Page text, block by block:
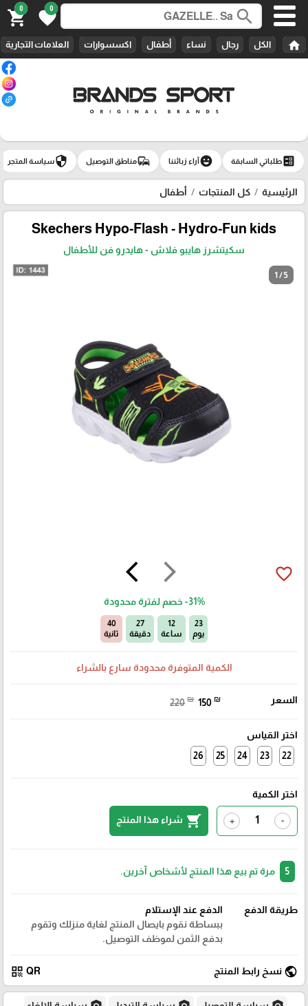
search
0
favorite
0
shopping_cart
home الكل رجال نساء أطفال اكسسوارات العلامات التجارية
ballotطلباتي السابقة emoji_emotionsآراء زبائننا commuteمناطق التوصيل securityسياسة المتجر
الرئيسية كل المنتجات أطفال
Skechers Hypo-Flash - Hydro-Fun kids
سكيتشرز هايبو فلاش - هايدرو فن للأطفال
1 / 5
arrow_forward_ios
arrow_back_ios favorite_border
-31% خصم لفترة محدودة
23
يوم
12
ساعة
27
دقيقة
39
ثانية
الكمية المتوفرة محدودة سارع بالشراء
السعر 220 ₪ 150 ₪
اختر القياس
22
23
24
25
26
اختر الكمية
-
+
shopping_cart شراء هذا المنتج
مرة تم بيع هذا المنتج لأشخاص آخرين.
طريقة الدفع
الدفع عند الإستلام
ببساطة نقوم بايصال المنتج لغاية منزلك وتقوم
بدفع الثمن لموظف التوصيل.
public نسخ رابط المنتج QR
qr_code